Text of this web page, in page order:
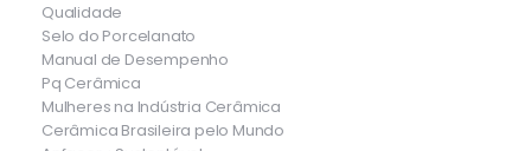
Qualidade
Selo do Porcelanato
Manual de Desempenho
Pq Cerâmica
Mulheres na Indústria Cerâmica
Cerâmica Brasileira pelo Mundo